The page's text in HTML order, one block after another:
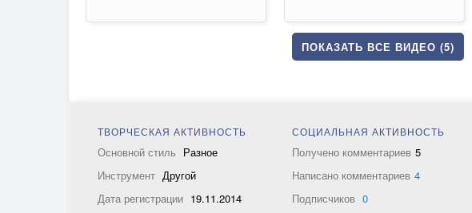
ПОКАЗАТЬ ВСЕ ВИДЕО (5)
ТВОРЧЕСКАЯ АКТИВНОСТЬ
Основной стиль Разное
Инструмент Другой
Дата регистрации 19.11.2014
СОЦИАЛЬНАЯ АКТИВНОСТЬ
Получено комментариев 5
Написано комментариев 4
Подписчиков 0